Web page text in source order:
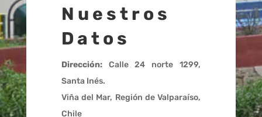
Nuestros
Datos
Dirección:Calle 24 norte 1299,
Santa Inés.
Viña del Mar, Región de Valparaíso,
Chile